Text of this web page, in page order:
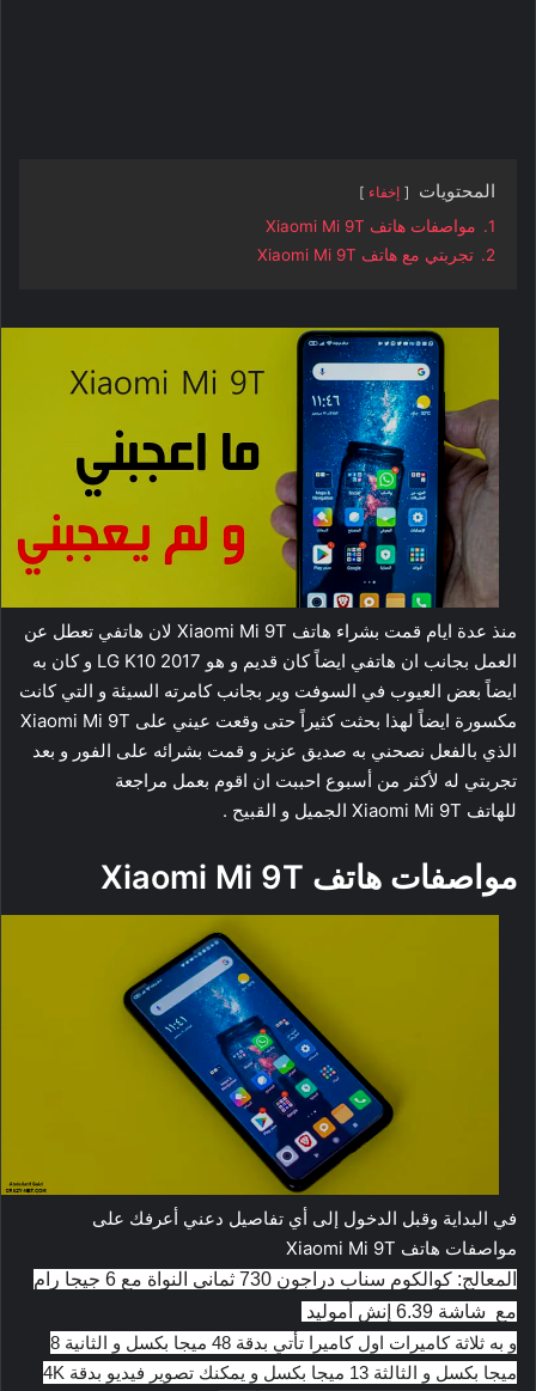
المحتويات إخفاء
1.
مواصفات هاتف Xiaomi Mi 9T
2.
تجربتي مع هاتف Xiaomi Mi 9T
منذ عدة ايام قمت بشراء هاتف Xiaomi Mi 9T لان هاتفي تعطل عن
العمل بجانب ان هاتفي ايضاً كان قديم و هو LG K10 2017 و كان به
ايضاً بعض العيوب في السوفت وير بجانب كامرته السيئة و التي كانت
مكسورة ايضاً لهذا بحثت كثيراً حتى وقعت عيني على Xiaomi Mi 9T
الذي بالفعل نصحني به صديق عزيز و قمت بشرائه على الفور و بعد
تجربتي له لأكثر من أسبوع احببت ان اقوم بعمل مراجعة
للهاتف Xiaomi Mi 9T الجميل و القبيح .
مواصفات هاتف Xiaomi Mi 9T
في البداية وقبل الدخول إلى أي تفاصيل دعني أعرفك على
مواصفات هاتف Xiaomi Mi 9T
المعالج: كوالكوم سناب دراجون 730 ثماني النواة مع 6 جيجا رام
مع شاشة 6.39 إنش أموليد
و به ثلاثة كاميرات اول كاميرا تأتي بدقة 48 ميجا بكسل و الثانية 8
ميجا بكسل و الثالثة 13 ميجا بكسل و يمكنك تصوير فيديو بدقة 4K